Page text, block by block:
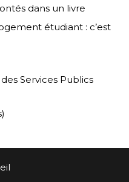
dans un livre
étudiant : c’est
Services Publics